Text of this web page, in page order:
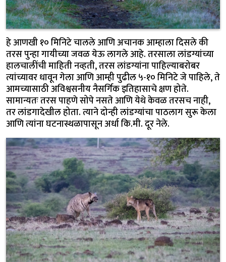
हे आणखी १० मिनिटे चालले आणि अचानक आम्हाला दिसले की
तरस पुन्हा गायीच्या जवळ येऊ लागले आहे. तरसाला लांडग्यांच्या
हालचालींची माहिती नव्हती, तरस लांडग्यांना पाहिल्याबरोबर
त्यांच्यावर धावून गेला आणि आम्ही पुढील ५-१० मिनिटे जे पाहिले, ते
आमच्यासाठी अविश्वसनीय नैसर्गिक इतिहासाचे क्षण होते.
सामान्यतः तरस पाहणे सोपे नसते आणि येथे केवळ तरसच नाही,
तर लांडगादेखील होता. त्याने दोन्ही लांडग्यांचा पाठलाग सुरू केला
आणि त्यांना घटनास्थळापासून अर्धा कि.मी. दूर नेले.